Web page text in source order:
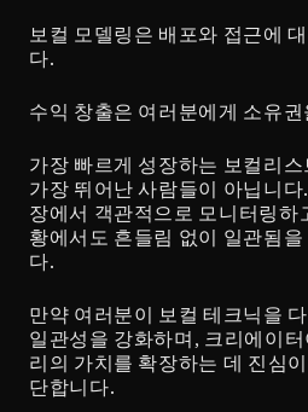
보컬 모델링은 배포와 접근에
다.
수익 창출은 여러분에게 소유
가장 빠르게 성장하는 보컬리
가장 뛰어난 사람들이 아닙니
장에서 객관적으로 모니터링하
황에서도 흔들림 없이 일관됨
다.
만약 여러분이 보컬 테크닉을
일관성을 강화하며, 크리에이
리의 가치를 확장하는 데 진심
단합니다.